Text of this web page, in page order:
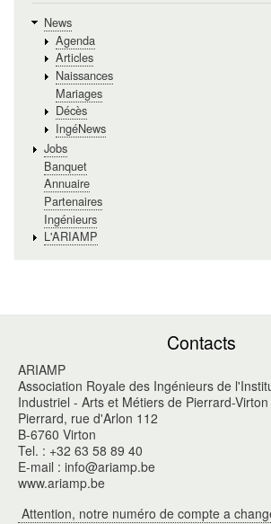
News
Agenda
Articles
Naissances
Mariages
Décès
IngéNews
Jobs
Banquet
Annuaire
Partenaires
Ingénieurs
L'ARIAMP
Contacts
ARIAMP
Association Royale des Ingénieurs de
Industriel - Arts et Métiers de Pierrard-Virton
Pierrard, rue d'Arlon 112
B-6760 Virton
Tel. : +32 63 58 89 40
E-mail : info@ariamp.be
www.ariamp.be
Attention, notre numéro de compte a